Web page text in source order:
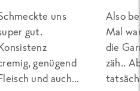
uns
gut.
genügend
und auch
Also
Mal
die
zäh..